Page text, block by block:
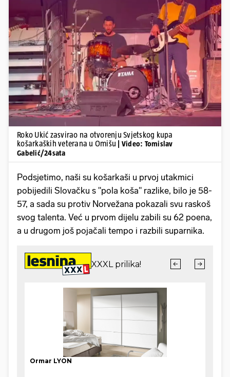
Pokretanje videa...
Roko Ukić zasvirao na otvorenju Svjetskog kupa
košarkaških veterana u Omišu
| Video: Tomislav
Gabelić/24sata
Podsjetimo, naši su košarkaši u prvoj utakmici
pobijedili Slovačku s "pola koša" razlike, bilo je 58-
57, a sada su protiv Norvežana pokazali svu raskoš
svog talenta. Već u prvom dijelu zabili su 62 poena,
a u drugom još pojačali tempo i razbili suparnika.